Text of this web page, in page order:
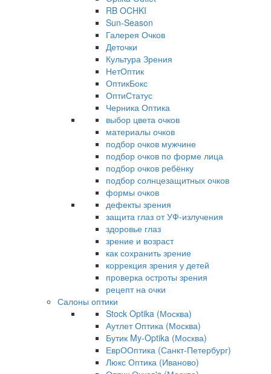
RB OCHKI
Sun-Season
Галерея Очков
Деточки
Культура Зрения
НетОптик
ОптикБокс
ОптиСтатус
Черника Оптика
выбор цвета очков
материалы очков
подбор очков мужчине
подбор очков по форме лица
подбор очков ребёнку
подбор солнцезащитных очков
формы очков
дефекты зрения
защита глаз от УФ-излучения
здоровье глаз
зрение и возраст
как сохранить зрение
коррекция зрения у детей
проверка остроты зрения
рецепт на очки
Салоны оптики
Stock Optika (Москва)
Аутлет Оптика (Москва)
Бутик My-Optika (Москва)
ЕврООптика (Санкт-Петербург)
Люкс Оптика (Иваново)